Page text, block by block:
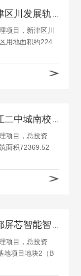
首盛国际工程监理项目，新津区川发展轨道交通智能装备产业园产业核心区项目
项目，新津区川
用地面积约224
首盛国际工程监理项目，内江二中城南校区（含初中教学区）建设项目
项目，总投资
面积72369.52
首盛国际工程监理项目，成都屏芯智能智造总部基地项目地块2（B区）2标段
项目，总投资
地项目地块2（B